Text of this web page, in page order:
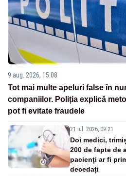
9 aug. 2026, 15:08
Tot mai multe apeluri false în
companiilor. Poliția explică
pot fi evitate fraudele
21 iul. 2026, 09:21
Doi medici,
200 de fapte de
pacienți ar fi
decedați